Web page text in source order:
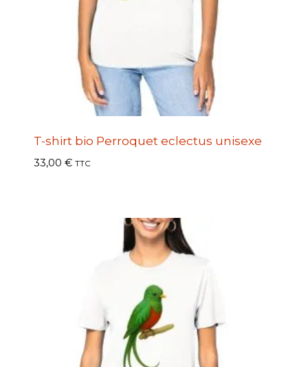
T-shirt bio Perroquet eclectus unisexe
33,00 € TTC